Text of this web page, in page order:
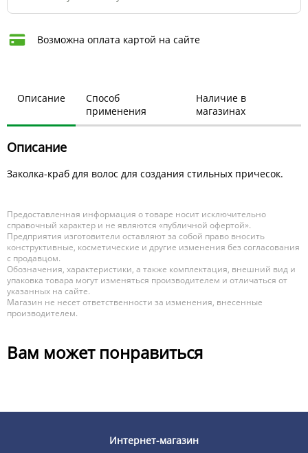
Возможна оплата картой на сайте
Описание
Способ
применения
Наличие в
магазинах
Описание
Заколка-краб для волос для создания стильных причесок.
Предоставленная информация о товаре носит исключительно
справочный характер и не являются «публичной офертой».
Предприятия изготовители оставляют за собой право вносить
конструктивные, косметические и другие изменения без согласования
с продавцом.
Обозначения, характеристики, а также комплектация, внешний вид и
упаковка товара могут изменяться производителем и отличаться от
указанных на сайте.
Магазин не несет ответственности за изменения, внесенные
производителем.
Вам может понравиться
Интернет-магазин